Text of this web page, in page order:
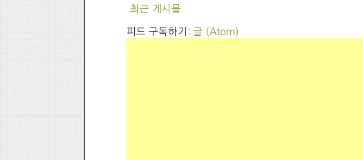
최근 게시물
피드 구독하기: 글 (Atom)